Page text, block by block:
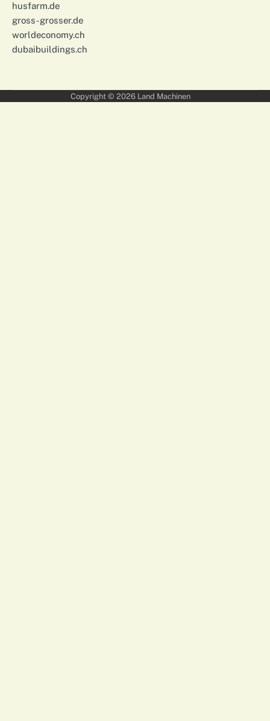
husfarm.de
gross-grosser.de
worldeconomy.ch
dubaibuildings.ch
Copyright © 2026 Land Machinen